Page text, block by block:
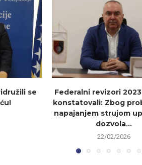
se
Federalni revizori
konstatovali: Zbog
napajanjem strujom
dozvola...
22/02/2026